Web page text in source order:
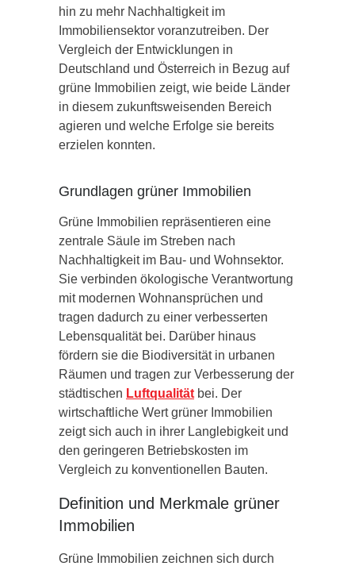
hin zu mehr Nachhaltigkeit im
Immobiliensektor voranzutreiben. Der
Vergleich der Entwicklungen in
Deutschland und Österreich in Bezug auf
grüne Immobilien zeigt, wie beide Länder
in diesem zukunftsweisenden Bereich
agieren und welche Erfolge sie bereits
erzielen konnten.
Grundlagen grüner Immobilien
Grüne Immobilien repräsentieren eine
zentrale Säule im Streben nach
Nachhaltigkeit im Bau- und Wohnsektor.
Sie verbinden ökologische Verantwortung
mit modernen Wohnansprüchen und
tragen dadurch zu einer verbesserten
Lebensqualität bei. Darüber hinaus
fördern sie die Biodiversität in urbanen
Räumen und tragen zur Verbesserung der
städtischen Luftqualität bei. Der
wirtschaftliche Wert grüner Immobilien
zeigt sich auch in ihrer Langlebigkeit und
den geringeren Betriebskosten im
Vergleich zu konventionellen Bauten.
Definition und Merkmale grüner
Immobilien
Grüne Immobilien zeichnen sich durch